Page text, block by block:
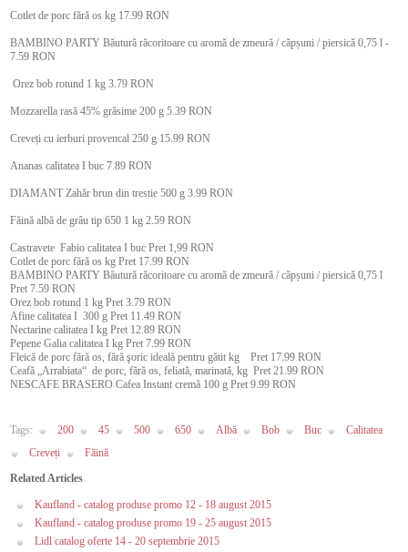
Cotlet de porc fără os kg 17.99 RON
BAMBINO PARTY Băutură răcoritoare cu aromă de zmeură / căpșuni / piersică 0,75 l -
7.59 RON
Orez bob rotund 1 kg 3.79 RON
Mozzarella rasă 45% grăsime 200 g 5.39 RON
Creveți cu ierburi provencal 250 g 15.99 RON
Ananas calitatea I buc 7.89 RON
DIAMANT Zahăr brun din trestie 500 g 3.99 RON
Făină albă de grâu tip 650 1 kg 2.59 RON
Castravete Fabio calitatea I buc Pret 1,99 RON
Cotlet de porc fără os kg Pret 17.99 RON
BAMBINO PARTY Băutură răcoritoare cu aromă de zmeură / căpșuni / piersică 0,75 l
Pret 7.59 RON
Orez bob rotund 1 kg Pret 3.79 RON
Afine calitatea I 300 g Pret 11.49 RON
Nectarine calitatea I kg Pret 12.89 RON
Pepene Galia calitatea I kg Pret 7.99 RON
Fleică de porc fără os, fără şoric ideală pentru gătit kg Pret 17.99 RON
Ceafă „Arrabiata“ de porc, fără os, feliată, marinată, kg Pret 21.99 RON
NESCAFE BRASERO Cafea Instant cremă 100 g Pret 9.99 RON
Tags: 200 45 500 650 Albă Bob Buc
Calitatea
Creveți
Făină
Related Articles
Kaufland - catalog produse promo 12 - 18 august 2015
Kaufland - catalog produse promo 19 - 25 august 2015
Lidl catalog oferte 14 - 20 septembrie 2015